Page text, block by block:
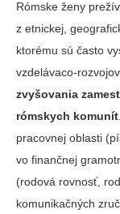
Rómske ženy
z etnickej,
ktorému sú často
vzdelávaco-
zvyšovania
rómskych komunít
pracovnej oblasti
vo finančnej
(rodová rovnosť,
komunikačných